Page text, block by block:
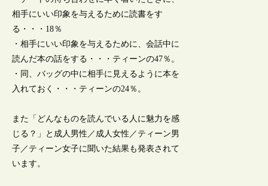
相手にいい印象を与えるために読書をす
る・・・18％
・相手にいい印象を与えるために、会話中に
読んだ本の話をする・・・ティーンの47％。
・同、バッグの中に相手に見えるように本を
入れておく・・・ティーンの24％。
また「どんなものを読んでいる人に魅力を感
じる？」と成人男性／成人女性／ティーン男
子／ティーン女子に聞いた結果も発表されて
います。